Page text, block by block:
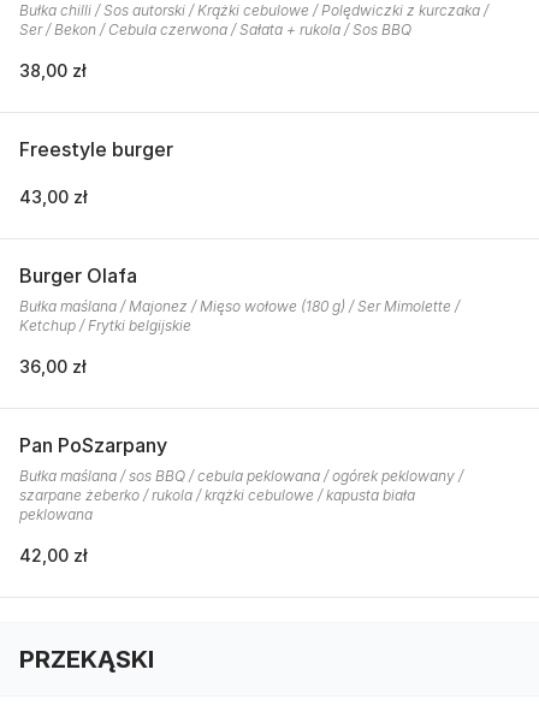
Bułka chilli / Sos autorski / Krążki cebulowe / Polędwiczki z kurczaka /
Ser / Bekon / Cebula czerwona / Sałata + rukola / Sos BBQ
38,00 zł
Freestyle burger
43,00 zł
Burger Olafa
Bułka maślana / Majonez / Mięso wołowe (180 g) / Ser Mimolette /
Ketchup / Frytki belgijskie
36,00 zł
Pan PoSzarpany
Bułka maślana / sos BBQ / cebula peklowana / ogórek peklowany /
szarpane żeberko / rukola / krążki cebulowe / kapusta biała
peklowana
42,00 zł
PRZEKĄSKI